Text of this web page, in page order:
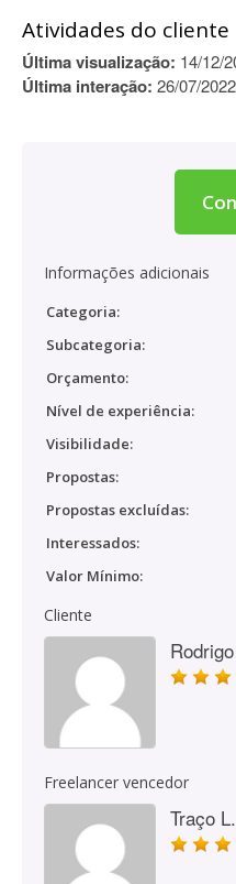
Atividades do
Última visualização: 14/12/
Última interação: 26/07/
Informações adicionais
Categoria:
Subcategoria:
Orçamento:
Nível de experiência:
Visibilidade:
Propostas:
Propostas excluídas:
Interessados:
Valor Mínimo:
Cliente
Freelancer vencedor
Traço L.